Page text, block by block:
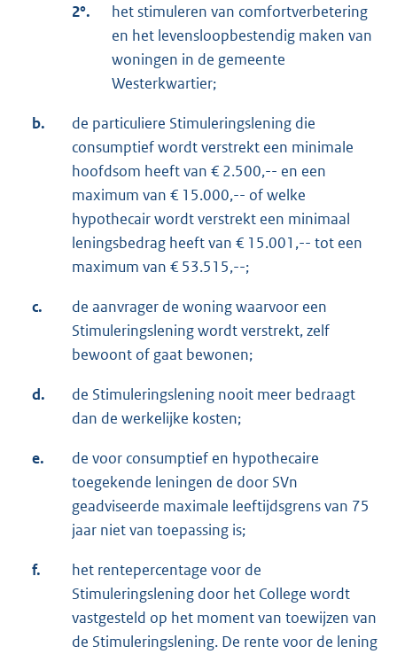
2°.
het stimuleren van comfortverbetering
en het levensloopbestendig maken van
woningen in de gemeente
Westerkwartier;
b.
de particuliere Stimuleringslening die
consumptief wordt verstrekt een minimale
hoofdsom heeft van € 2.500,-- en een
maximum van € 15.000,-- of welke
hypothecair wordt verstrekt een minimaal
leningsbedrag heeft van € 15.001,-- tot een
maximum van € 53.515,--;
c.
de aanvrager de woning waarvoor een
Stimuleringslening wordt verstrekt, zelf
bewoont of gaat bewonen;
d.
de Stimuleringslening nooit meer bedraagt
dan de werkelijke kosten;
e.
de voor consumptief en hypothecaire
toegekende leningen de door SVn
geadviseerde maximale leeftijdsgrens van 75
jaar niet van toepassing is;
f.
het rentepercentage voor de
Stimuleringslening door het College wordt
vastgesteld op het moment van toewijzen van
de Stimuleringslening. De rente voor de lening